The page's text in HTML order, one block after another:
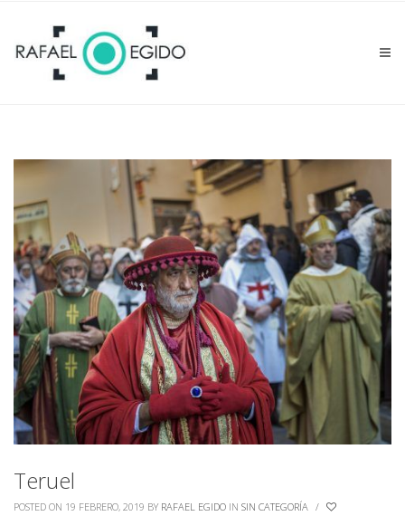
Teruel
POSTED ON 19 FEBRERO, 2019 BY RAFAEL EGIDO IN SIN CATEGORÍA /